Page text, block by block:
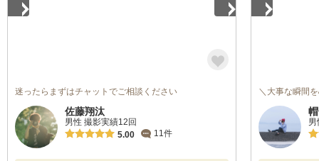
迷ったらまずはチャットでご相談ください
佐藤翔汰
男性 撮影実績12回
5.00
11件
＼大事な瞬間
男